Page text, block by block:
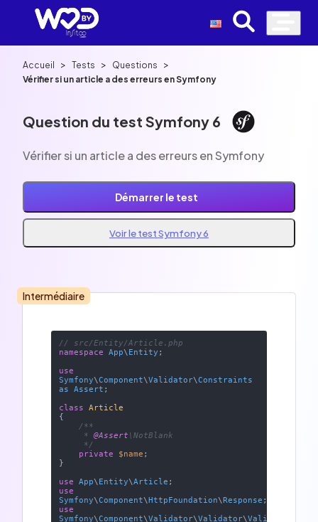
Accueil > Tests > Questions >
Vérifier si un article a des erreurs en Symfony
Question du test Symfony 6
Vérifier si un article a des erreurs en Symfony
Démarrer le test
Voir le test Symfony 6
Intermédiaire
// src/Entity/Article.php
namespace
App\ Entity ;
use
Symfony\Component\Validator\Constraints
as
Assert ;
class
Article
{
/**
     *
@Assert \NotBlank
     */
private
$name ;
}
use
App\ Entity\Article
use
Symfony\Component\HttpFoundation\Response
use
Symfony\Component\Validator\Validator\